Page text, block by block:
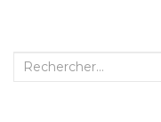
Recherche :